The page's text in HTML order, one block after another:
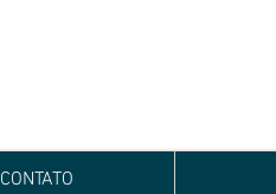
CONTATO